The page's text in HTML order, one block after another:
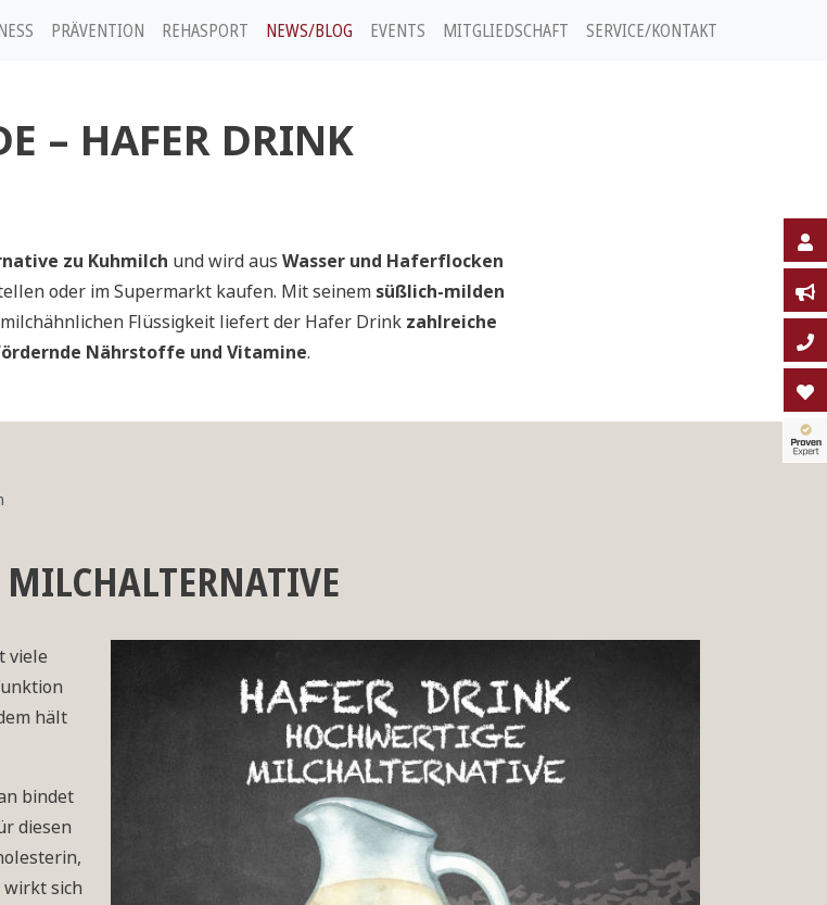
PRÄVENTION REHASPORT NEWS/BLOG EVENTS MITGLIEDSCHAFT SERVICE/KONTAKT
– HAFER DRINK
zu Kuhmilch und wird aus Wasser und Haferflocken
oder im Supermarkt kaufen. Mit seinem süßlich-milden
Flüssigkeit liefert der Hafer Drink zahlreiche
Nährstoffe und Vitamine.
viele
hält
bindet
diesen
wirkt sich